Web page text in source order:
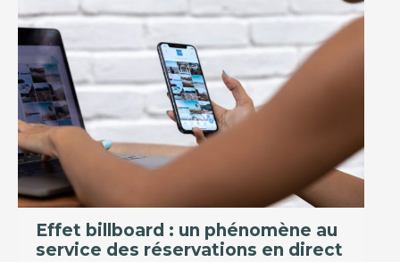
Effet billboard : un phénomène au
service des réservations en direct